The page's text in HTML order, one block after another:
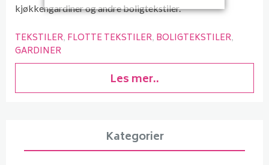
kjøkkengardiner og andre boligtekstiler.
TEKSTILER FLOTTE TEKSTILER BOLIGTEKSTILER
GARDINER
Les mer..
Kategorier